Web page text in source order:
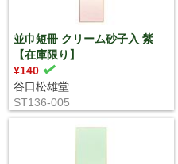
並巾短冊 クリーム砂子入 紫
【在庫限り】
¥140
谷口松雄堂
ST136-005